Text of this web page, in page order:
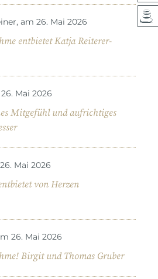
am 26. Mai 2026
entbietet Katja Reiterer-
Mai 2026
Mitgefühl und aufrichtiges
Mai 2026
von Herzen
26. Mai 2026
Birgit und Thomas Gruber